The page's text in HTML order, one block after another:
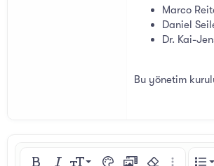
Marco
Daniel
Dr. Kai-
Bu yönetim